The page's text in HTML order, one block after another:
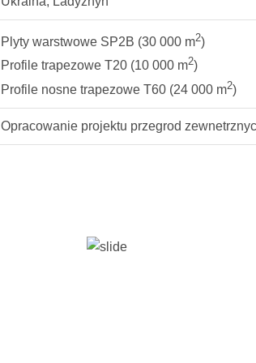
Plyty warstwowe SP2B (30 000 m2)
Profile trapezowe Т20 (10 000 m2)
Profile nosne trapezowe Т60 (24 000 m2)
Opracowanie projektu przegrod